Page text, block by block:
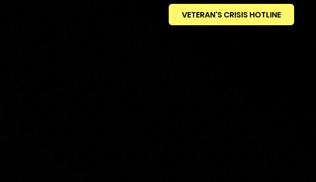
VETERAN'S CRISIS HOTLINE